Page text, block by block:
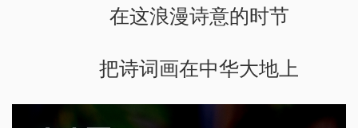
在这浪漫诗意的时节
把诗词画在中华大地上